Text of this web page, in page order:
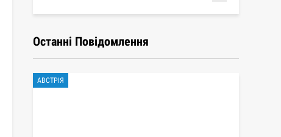
Останні Повідомлення
АВСТРІЯ